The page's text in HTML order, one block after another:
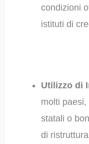
condizioni
istituti di
Utilizzo di
molti
statali o
di